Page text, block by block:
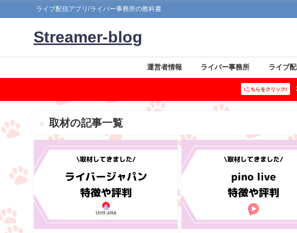
ライブ配信アプリ/ライバー事務所の教科書
Streamer-blog
運営者情報 ライバー事務所 ライブ
\こちらをクリック/
取材の記事一覧